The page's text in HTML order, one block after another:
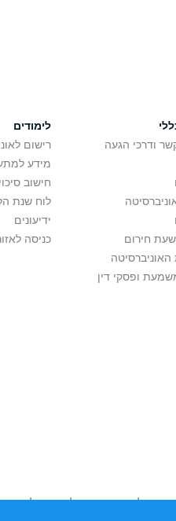
ודרכי הגעה
חירום
ופסקי דין
לימודים
רישום
מידע
חישוב
לוח שנת
ידיעונים
כניסה
תל אביב עושה כל מאמץ לכבד
אלה לדעתך מפר זכויות